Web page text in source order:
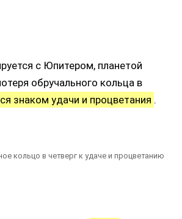
с Юпитером, планетой
обручального кольца в
знаком удачи и процветания .
кольцо в четверг к удаче и процветанию